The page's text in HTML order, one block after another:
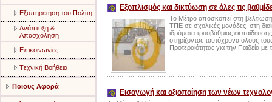
Eξυπηρέτηση του Πολίτη
Aνάπτυξη &
Aπασχόληση
Eπικοινωνίες
Tεχνική Bοήθεια
Ποιους Αφορά
Εξοπλισμός και δικτύωση σε όλες τις
Το Μέτρο αποσκοπεί στη
ΤΠΕ σε σχολικές μονάδες, στη
ιδρύματα τριτοβάθμιας
στηρίζοντας ταυτόχρονα όλους
Προτεραιότητας για την Παιδεία
Εισαγωγή και αξιοποίηση των νέων